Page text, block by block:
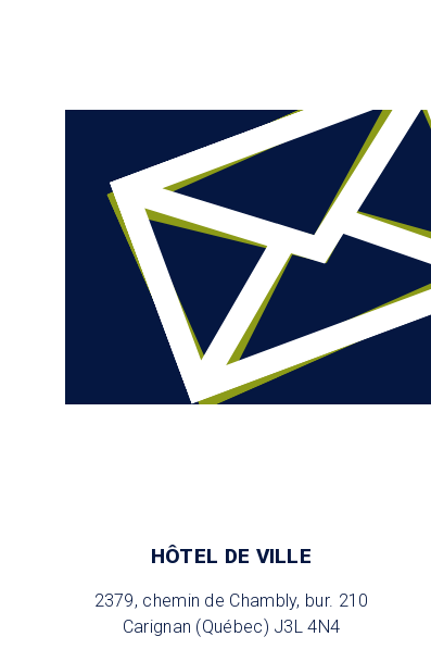
HÔTEL DE VILLE
2379, chemin de Chambly, bur. 210
Carignan (Québec) J3L 4N4